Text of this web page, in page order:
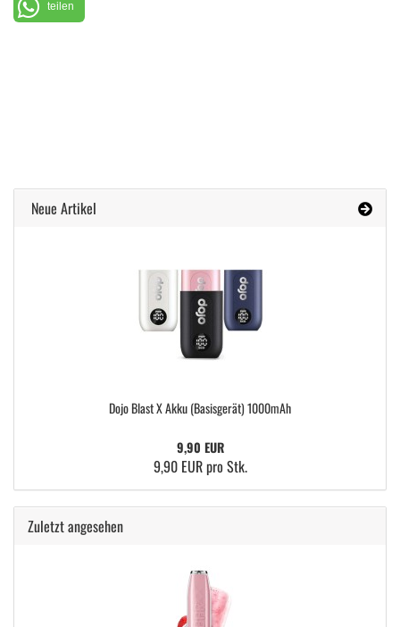
teilen
Neue Artikel
Dojo Blast X Akku (Basisgerät) 1000mAh
9,90 EUR
9,90 EUR pro Stk.
Zuletzt angesehen